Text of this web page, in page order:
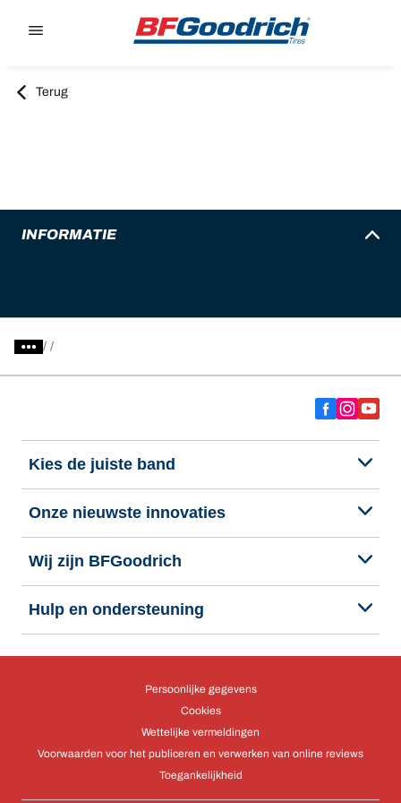
Terug
INFORMATIE
/
Kies de juiste band
Onze nieuwste innovaties
Wij zijn BFGoodrich
Hulp en ondersteuning
Persoonlijke gegevens
Cookies
Wettelijke vermeldingen
Voorwaarden voor het publiceren en verwerken van online reviews
Toegankelijkheid